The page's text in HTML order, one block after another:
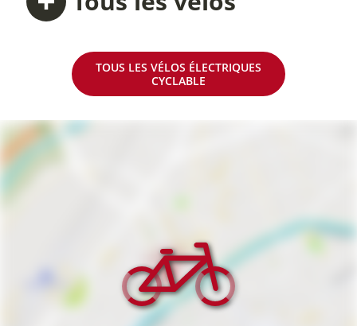
TOUS LES VÉLOS ÉLECTRIQUES
CYCLABLE